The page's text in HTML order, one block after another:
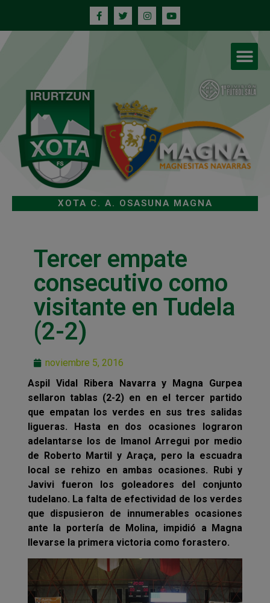
XOTA C. A. OSASUNA MAGNA
Tercer empate
consecutivo como
visitante en Tudela
(2-2)
noviembre 5, 2016
Aspil Vidal Ribera Navarra y Magna Gurpea
sellaron tablas (2-2) en en el tercer partido
que empatan los verdes en sus tres salidas
ligueras. Hasta en dos ocasiones lograron
adelantarse los de Imanol Arregui por medio
de Roberto Martil y Araça, pero la escuadra
local se rehizo en ambas ocasiones. Rubi y
Javivi fueron los goleadores del conjunto
tudelano. La falta de efectividad de los verdes
que dispusieron de innumerables ocasiones
ante la portería de Molina, impidió a Magna
llevarse la primera victoria como forastero.